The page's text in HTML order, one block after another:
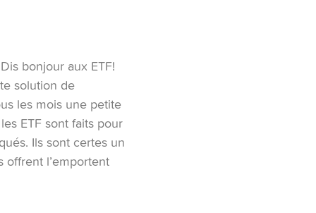
bonjour aux ETF!
solution de
les mois une petite
ETF sont faits pour
Ils sont certes un
offrent l’emportent